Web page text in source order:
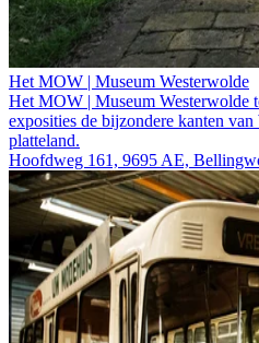
Het MOW | Museum Westerwolde
Het MOW | Museum Westerwolde
exposities de bijzondere kanten
platteland.
Hoofdweg 161, 9695 AE,